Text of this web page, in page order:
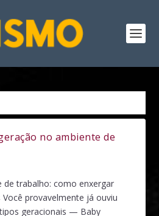
no ambiente de
de trabalho: como enxergar
provavelmente já ouviu
geracionais — Baby